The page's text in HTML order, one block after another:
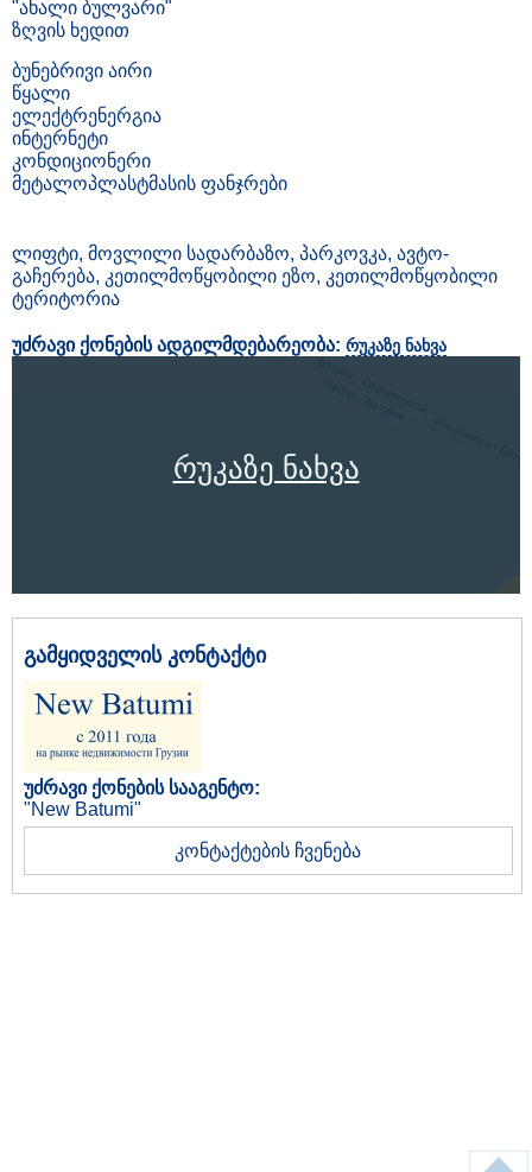
"ახალი ბულვარი"
ზღვის ხედით
ბუნებრივი აირი
წყალი
ელექტრენერგია
ინტერნეტი
კონდიციონერი
მეტალოპლასტმასის ფანჯრები
ლიფტი, მოვლილი სადარბაზო, პარკოვკა, ავტო-
გაჩერება, კეთილმოწყობილი ეზო, კეთილმოწყობილი
ტერიტორია
უძრავი ქონების ადგილმდებარეობა: რუკაზე ნახვა
რუკაზე ნახვა
გამყიდველის კონტაქტი
უძრავი ქონების სააგენტო:
"New Batumi"
კონტაქტების ჩვენება